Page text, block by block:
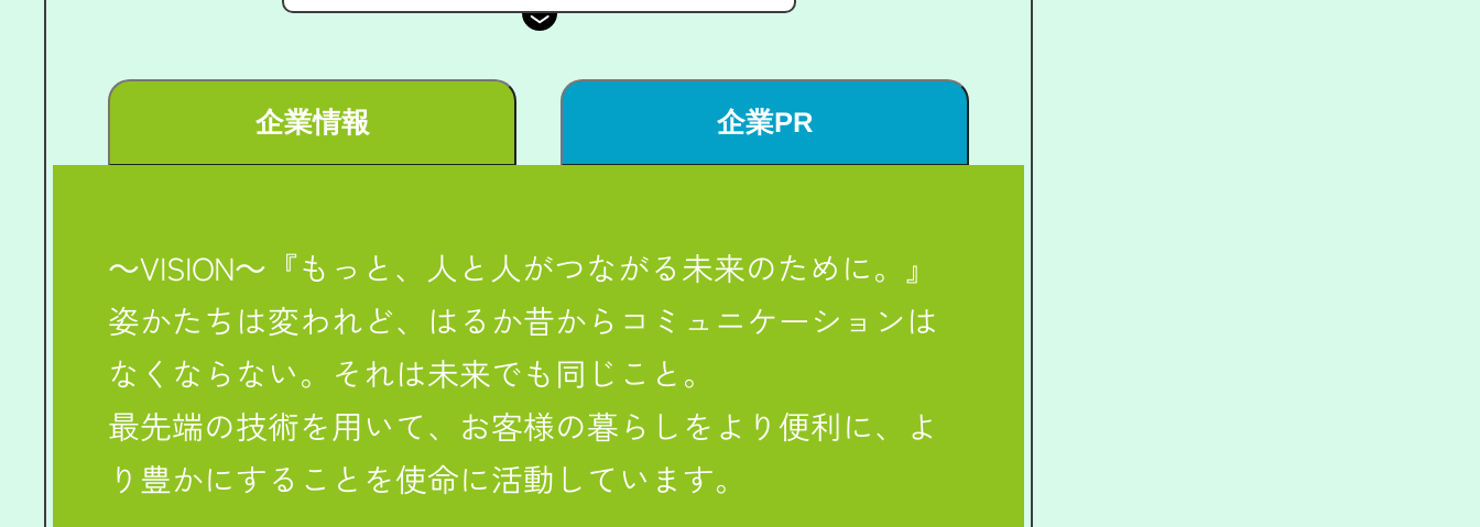
企業情報 企業PR
～VISION～『もっと、人と人がつながる未来のために。』
姿かたちは変われど、はるか昔からコミュニケーションは
なくならない。それは未来でも同じこと。
最先端の技術を用いて、お客様の暮らしをより便利に、よ
り豊かにすることを使命に活動しています。